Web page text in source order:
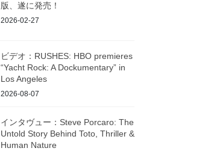
版、遂に発売！
2026-02-27
ビデオ：RUSHES: HBO premieres
“Yacht Rock: A Dockumentary” in
Los Angeles
2026-08-07
インタヴュー：Steve Porcaro: The
Untold Story Behind Toto, Thriller &
Human Nature